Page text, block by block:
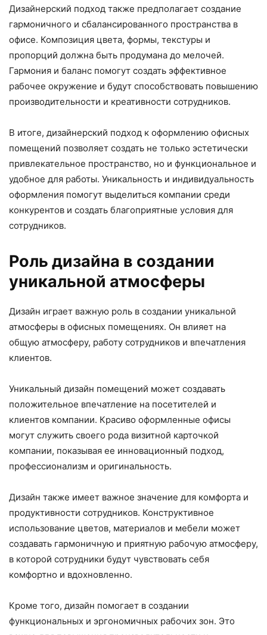
Дизайнерский подход также предполагает создание
гармоничного и сбалансированного пространства в
офисе. Композиция цвета, формы, текстуры и
пропорций должна быть продумана до мелочей.
Гармония и баланс помогут создать эффективное
рабочее окружение и будут способствовать повышению
производительности и креативности сотрудников.
В итоге, дизайнерский подход к оформлению офисных
помещений позволяет создать не только эстетически
привлекательное пространство, но и функциональное и
удобное для работы. Уникальность и индивидуальность
оформления помогут выделиться компании среди
конкурентов и создать благоприятные условия для
сотрудников.
Роль дизайна в создании
уникальной атмосферы
Дизайн играет важную роль в создании уникальной
атмосферы в офисных помещениях. Он влияет на
общую атмосферу, работу сотрудников и впечатления
клиентов.
Уникальный дизайн помещений может создавать
положительное впечатление на посетителей и
клиентов компании. Красиво оформленные офисы
могут служить своего рода визитной карточкой
компании, показывая ее инновационный подход,
профессионализм и оригинальность.
Дизайн также имеет важное значение для комфорта и
продуктивности сотрудников. Конструктивное
использование цветов, материалов и мебели может
создавать гармоничную и приятную рабочую атмосферу,
в которой сотрудники будут чувствовать себя
комфортно и вдохновленно.
Кроме того, дизайн помогает в создании
функциональных и эргономичных рабочих зон. Это